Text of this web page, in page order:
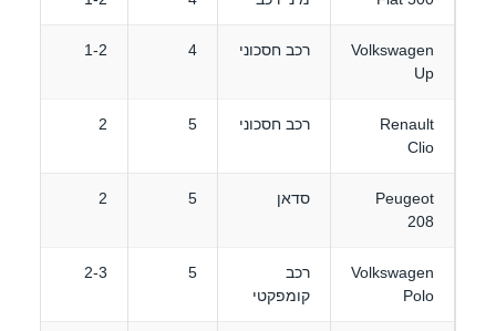
Volkswagen
Up
רכב חסכוני 4
1-2
Renault
Clio
רכב חסכוני 5
2
Peugeot
208
סדאן 5
2
Volkswagen
Polo
רכב
קומפקטי
5
2-3